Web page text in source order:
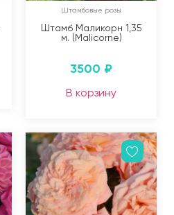
Штамбовые розы
Штамб Маликорн 1,35
м. (Malicorne)
3500 ₽
В корзину